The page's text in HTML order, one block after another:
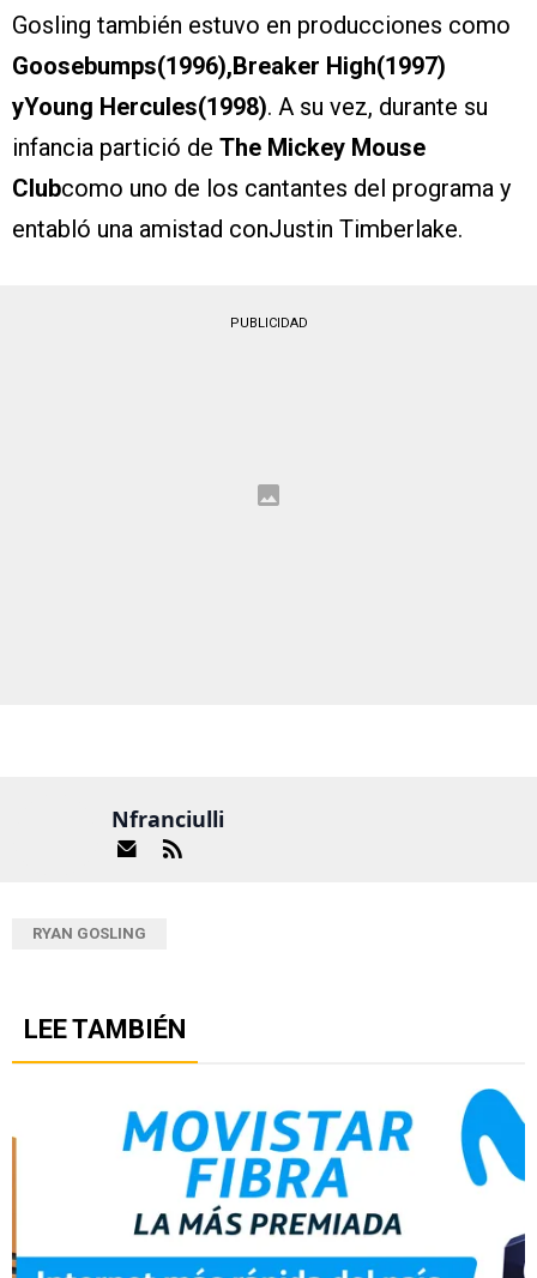
Gosling también estuvo en producciones como
Goosebumps(1996),Breaker High(1997)
yYoung Hercules(1998). A su vez, durante su
infancia partició de The Mickey Mouse
Clubcomo uno de los cantantes del programa y
entabló una amistad conJustin Timberlake.
PUBLICIDAD
Nfranciulli
RYAN GOSLING
LEE TAMBIÉN